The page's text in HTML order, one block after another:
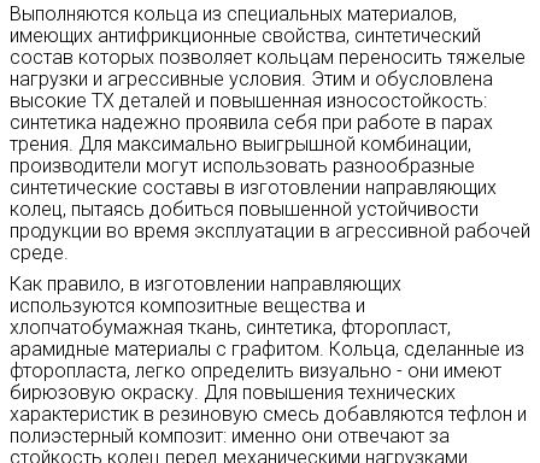
Выполняются кольца из специальных материалов,
имеющих антифрикционные свойства, синтетический
состав которых позволяет кольцам переносить тяжелые
нагрузки и агрессивные условия. Этим и обусловлена
высокие ТХ деталей и повышенная износостойкость:
синтетика надежно проявила себя при работе в парах
трения. Для максимально выигрышной комбинации,
производители могут использовать разнообразные
синтетические составы в изготовлении направляющих
колец, пытаясь добиться повышенной устойчивости
продукции во время эксплуатации в агрессивной рабочей
среде.
Как правило, в изготовлении направляющих
используются композитные вещества и
хлопчатобумажная ткань, синтетика, фторопласт,
арамидные материалы с графитом. Кольца, сделанные из
фторопласта, легко определить визуально - они имеют
бирюзовую окраску. Для повышения технических
характеристик в резиновую смесь добавляются тефлон и
полиэстерный композит: именно они отвечают за
стойкость колец перед механическими нагрузками.